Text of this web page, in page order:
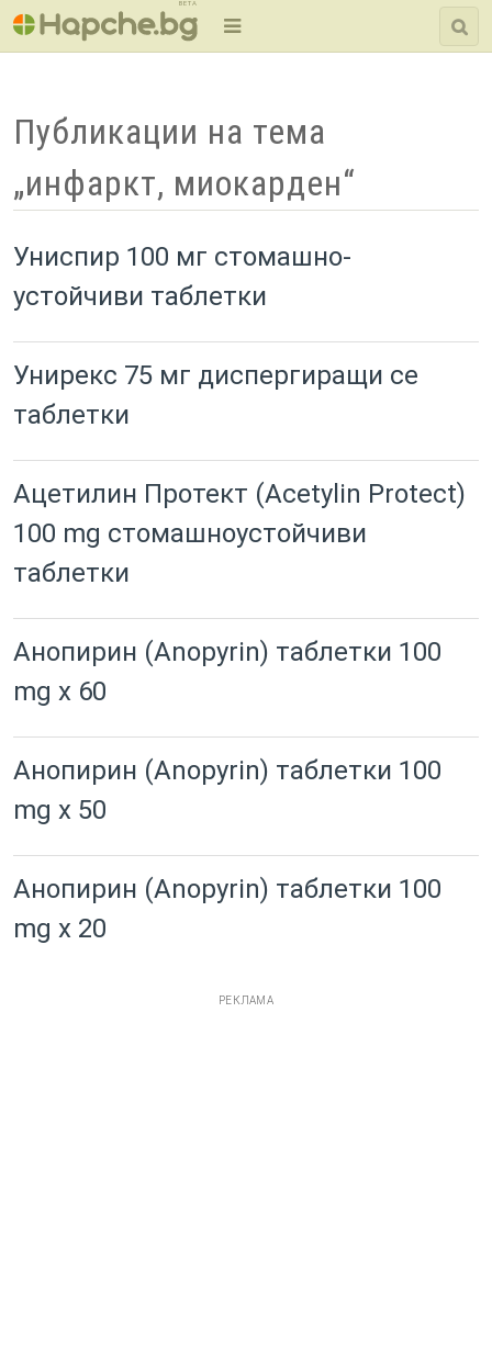
BETA
Публикации на тема
„инфаркт, миокарден“
Униспир 100 мг стомашно-
устойчиви таблетки
Унирекс 75 мг диспергиращи се
таблетки
Ацетилин Протект (Acetylin Protect)
100 mg стомашноустойчиви
таблетки
Анопирин (Anopyrin) таблетки 100
mg x 60
Анопирин (Anopyrin) таблетки 100
mg x 50
Анопирин (Anopyrin) таблетки 100
mg x 20
РЕКЛАМА